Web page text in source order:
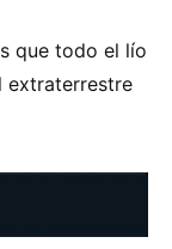
que todo el lío
extraterrestre